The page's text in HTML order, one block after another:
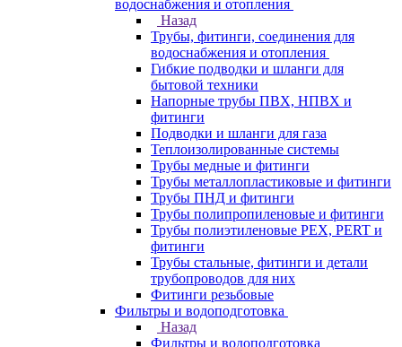
водоснабжения и отопления
Назад
Трубы, фитинги, соединения для
водоснабжения и отопления
Гибкие подводки и шланги для
бытовой техники
Напорные трубы ПВХ, НПВХ и
фитинги
Подводки и шланги для газа
Теплоизолированные системы
Трубы медные и фитинги
Трубы металлопластиковые и фитинги
Трубы ПНД и фитинги
Трубы полипропиленовые и фитинги
Трубы полиэтиленовые PEX, PERT и
фитинги
Трубы стальные, фитинги и детали
трубопроводов для них
Фитинги резьбовые
Фильтры и водоподготовка
Назад
Фильтры и водоподготовка